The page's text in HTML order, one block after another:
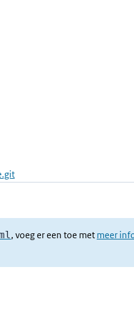
, voeg er een toe met meer